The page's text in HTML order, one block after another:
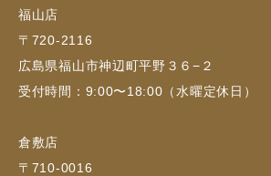
福山店
〒720-2116
広島県福山市神辺町平野３６−２
受付時間：9:00〜18:00（水曜定休日）
倉敷店
〒710-0016